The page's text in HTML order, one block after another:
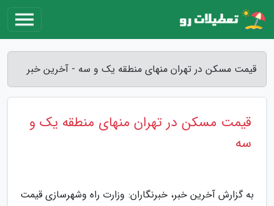
قیمت مسکن در تهران منهای منطقه یک و سه - آخرین خبر
قیمت مسکن در تهران منهای منطقه یک و
سه
به گزارش آخرین خبر، خبرنگاران: وزارت راه وشهرسازی قیمت